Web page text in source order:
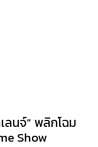
ลนจ์” พลิกโฉม
Show